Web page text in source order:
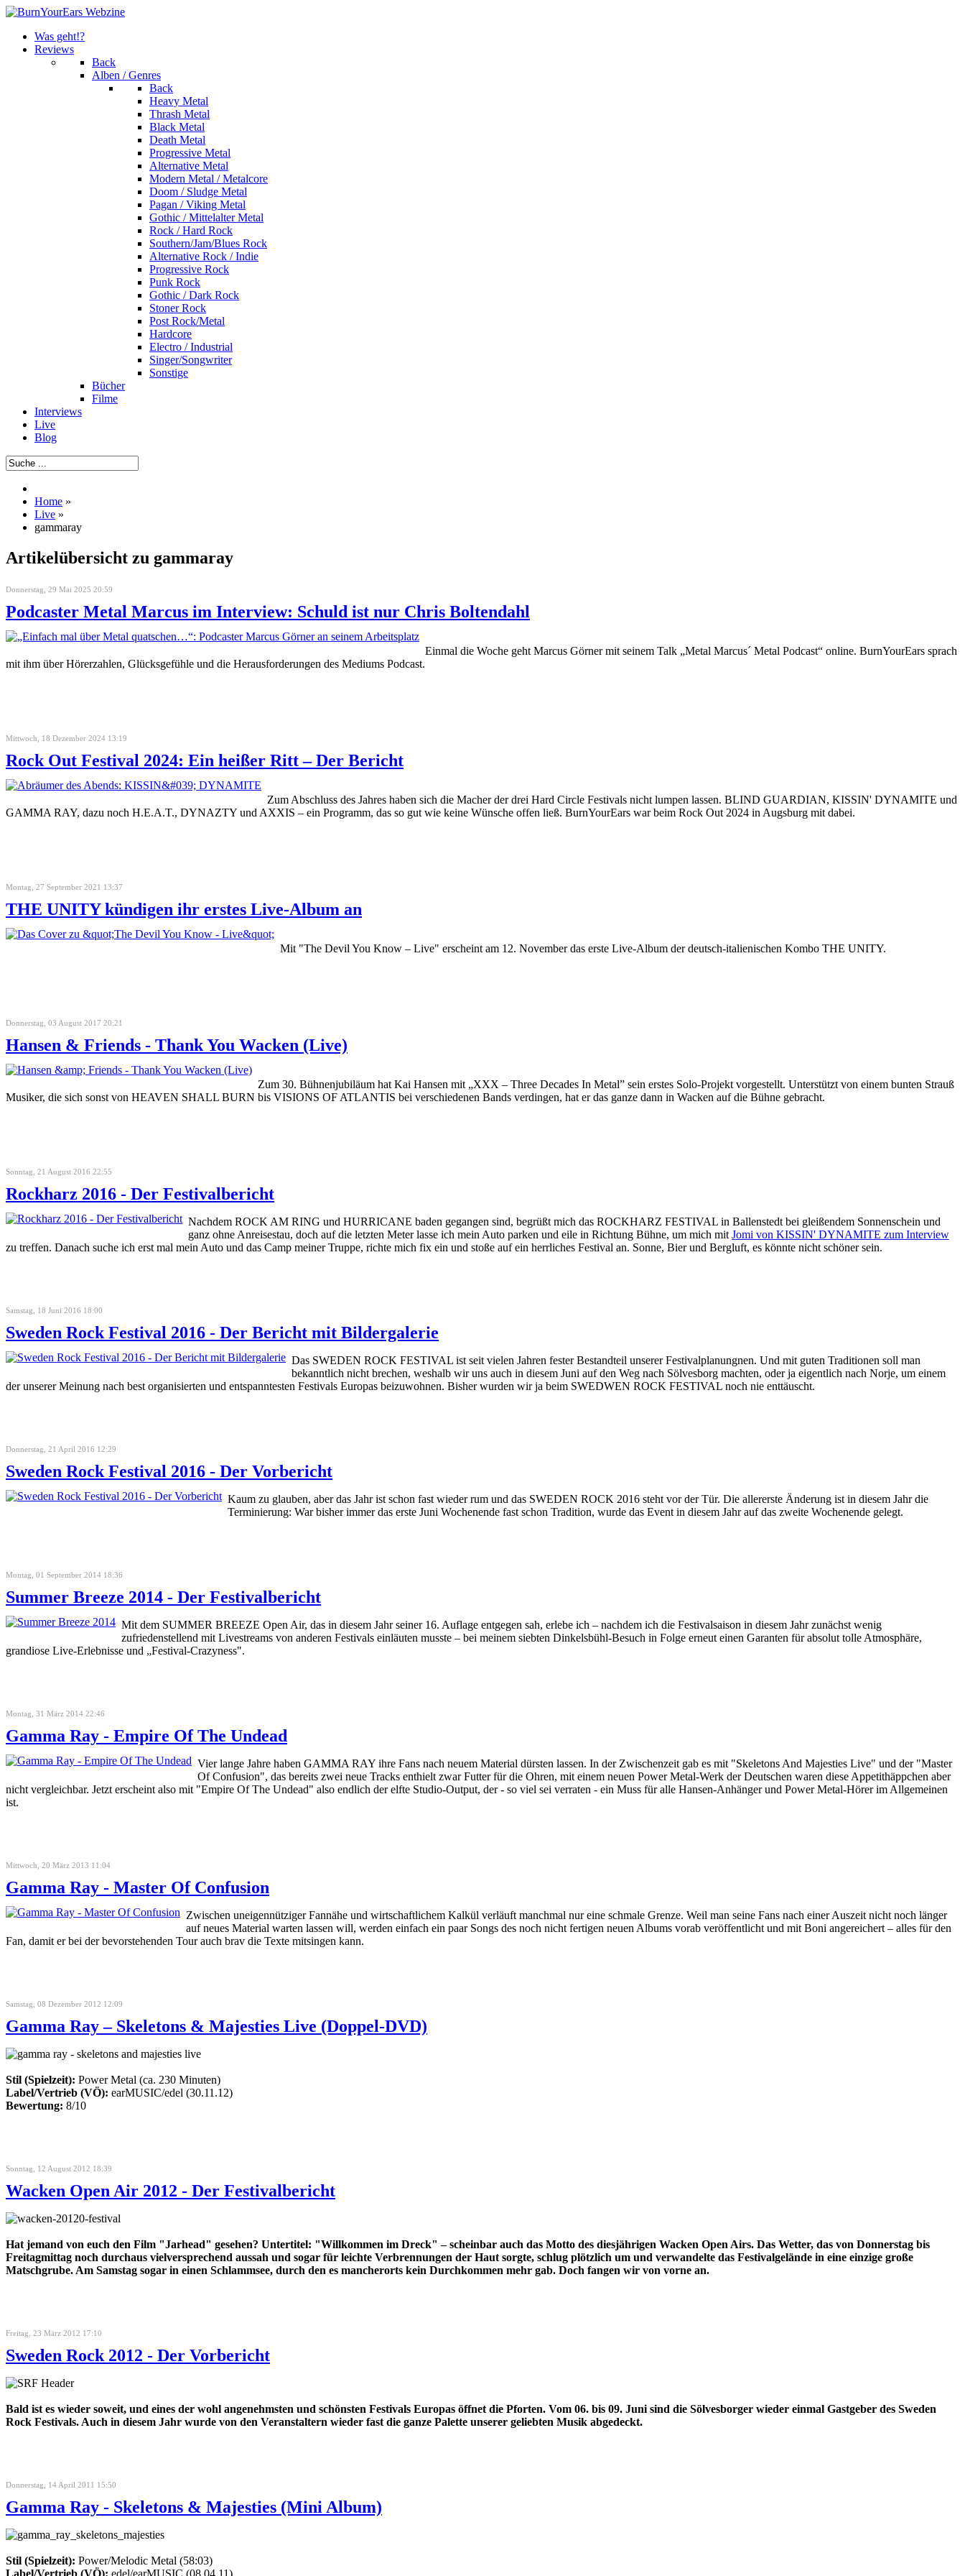
Was geht!?
Reviews
Back
Alben / Genres
Back
Heavy Metal
Thrash Metal
Black Metal
Death Metal
Progressive Metal
Alternative Metal
Modern Metal / Metalcore
Doom / Sludge Metal
Pagan / Viking Metal
Gothic / Mittelalter Metal
Rock / Hard Rock
Southern/Jam/Blues Rock
Alternative Rock / Indie
Progressive Rock
Punk Rock
Gothic / Dark Rock
Stoner Rock
Post Rock/Metal
Hardcore
Electro / Industrial
Singer/Songwriter
Sonstige
Bücher
Filme
Interviews
Live
Blog
Home »
Live »
gammaray
Artikelübersicht zu gammaray
Donnerstag, 29 Mai 2025 20:59
Podcaster Metal Marcus im Interview: Schuld ist nur Chris Boltendahl
Einmal die Woche geht Marcus Görner mit seinem Talk „Metal Marcus´ Metal Podcast“ online. BurnYourEars sprach
mit ihm über Hörerzahlen, Glücksgefühle und die Herausforderungen des Mediums Podcast.
Mittwoch, 18 Dezember 2024 13:19
Rock Out Festival 2024: Ein heißer Ritt – Der Bericht
Zum Abschluss des Jahres haben sich die Macher der drei Hard Circle Festivals nicht lumpen lassen. BLIND GUARDIAN, KISSIN' DYNAMITE und
GAMMA RAY, dazu noch H.E.A.T., DYNAZTY und AXXIS – ein Programm, das so gut wie keine Wünsche offen ließ. BurnYourEars war beim Rock Out 2024 in Augsburg mit dabei.
Montag, 27 September 2021 13:37
THE UNITY kündigen ihr erstes Live-Album an
Mit "The Devil You Know – Live" erscheint am 12. November das erste Live-Album der deutsch-italienischen Kombo THE UNITY.
Donnerstag, 03 August 2017 20:21
Hansen & Friends - Thank You Wacken (Live)
Zum 30. Bühnenjubiläum hat Kai Hansen mit „XXX – Three Decades In Metal” sein erstes Solo-Projekt vorgestellt. Unterstützt von einem bunten Strauß
Musiker, die sich sonst von HEAVEN SHALL BURN bis VISIONS OF ATLANTIS bei verschiedenen Bands verdingen, hat er das ganze dann in Wacken auf die Bühne gebracht.
Sonntag, 21 August 2016 22:55
Rockharz 2016 - Der Festivalbericht
Nachdem ROCK AM RING und HURRICANE baden gegangen sind, begrüßt mich das ROCKHARZ FESTIVAL in Ballenstedt bei gleißendem Sonnenschein und
ganz ohne Anreisestau, doch auf die letzten Meter lasse ich mein Auto parken und eile in Richtung Bühne, um mich mit Jomi von KISSIN' DYNAMITE zum Interview
zu treffen. Danach suche ich erst mal mein Auto und das Camp meiner Truppe, richte mich fix ein und stoße auf ein herrliches Festival an. Sonne, Bier und Bergluft, es könnte nicht schöner sein.
Samstag, 18 Juni 2016 18:00
Sweden Rock Festival 2016 - Der Bericht mit Bildergalerie
Das SWEDEN ROCK FESTIVAL ist seit vielen Jahren fester Bestandteil unserer Festivalplanungnen. Und mit guten Traditionen soll man
bekanntlich nicht brechen, weshalb wir uns auch in diesem Juni auf den Weg nach Sölvesborg machten, oder ja eigentlich nach Norje, um einem
der unserer Meinung nach best organisierten und entspanntesten Festivals Europas beizuwohnen. Bisher wurden wir ja beim SWEDWEN ROCK FESTIVAL noch nie enttäuscht.
Donnerstag, 21 April 2016 12:29
Sweden Rock Festival 2016 - Der Vorbericht
Kaum zu glauben, aber das Jahr ist schon fast wieder rum und das SWEDEN ROCK 2016 steht vor der Tür. Die allererste Änderung ist in diesem Jahr die
Terminierung: War bisher immer das erste Juni Wochenende fast schon Tradition, wurde das Event in diesem Jahr auf das zweite Wochenende gelegt.
Montag, 01 September 2014 18:36
Summer Breeze 2014 - Der Festivalbericht
Mit dem SUMMER BREEZE Open Air, das in diesem Jahr seiner 16. Auflage entgegen sah, erlebe ich – nachdem ich die Festivalsaison in diesem Jahr zunächst wenig
zufriedenstellend mit Livestreams von anderen Festivals einläuten musste – bei meinem siebten Dinkelsbühl-Besuch in Folge erneut einen Garanten für absolut tolle Atmosphäre,
grandiose Live-Erlebnisse und „Festival-Crazyness".
Montag, 31 März 2014 22:46
Gamma Ray - Empire Of The Undead
Vier lange Jahre haben GAMMA RAY ihre Fans nach neuem Material dürsten lassen. In der Zwischenzeit gab es mit "Skeletons And Majesties Live" und der "Master
Of Confusion", das bereits zwei neue Tracks enthielt zwar Futter für die Ohren, mit einem neuen Power Metal-Werk der Deutschen waren diese Appetithäppchen aber
nicht vergleichbar. Jetzt erscheint also mit "Empire Of The Undead" also endlich der elfte Studio-Output, der - so viel sei verraten - ein Muss für alle Hansen-Anhänger und Power Metal-Hörer im Allgemeinen
ist.
Mittwoch, 20 März 2013 11:04
Gamma Ray - Master Of Confusion
Zwischen uneigennütziger Fannähe und wirtschaftlichem Kalkül verläuft manchmal nur eine schmale Grenze. Weil man seine Fans nach einer Auszeit nicht noch länger
auf neues Material warten lassen will, werden einfach ein paar Songs des noch nicht fertigen neuen Albums vorab veröffentlicht und mit Boni angereichert – alles für den
Fan, damit er bei der bevorstehenden Tour auch brav die Texte mitsingen kann.
Samstag, 08 Dezember 2012 12:09
Gamma Ray – Skeletons & Majesties Live (Doppel-DVD)
Stil (Spielzeit): Power Metal (ca. 230 Minuten)
Label/Vertrieb (VÖ): earMUSIC/edel (30.11.12)
Bewertung: 8/10
Sonntag, 12 August 2012 18:39
Wacken Open Air 2012 - Der Festivalbericht
Hat jemand von euch den Film "Jarhead" gesehen? Untertitel: "Willkommen im Dreck" – scheinbar auch das Motto des diesjährigen Wacken Open Airs. Das Wetter, das von Donnerstag bis
Freitagmittag noch durchaus vielversprechend aussah und sogar für leichte Verbrennungen der Haut sorgte, schlug plötzlich um und verwandelte das Festivalgelände in eine einzige große
Matschgrube. Am Samstag sogar in einen Schlammsee, durch den es mancherorts kein Durchkommen mehr gab. Doch fangen wir von vorne an.
Freitag, 23 März 2012 17:10
Sweden Rock 2012 - Der Vorbericht
Bald ist es wieder soweit, und eines der wohl angenehmsten und schönsten Festivals Europas öffnet die Pforten. Vom 06. bis 09. Juni sind die Sölvesborger wieder einmal Gastgeber des Sweden
Rock Festivals. Auch in diesem Jahr wurde von den Veranstaltern wieder fast die ganze Palette unserer geliebten Musik abgedeckt.
Donnerstag, 14 April 2011 15:50
Gamma Ray - Skeletons & Majesties (Mini Album)
Stil (Spielzeit): Power/Melodic Metal (58:03)
Label/Vertrieb (VÖ): edel/earMUSIC (08.04.11)